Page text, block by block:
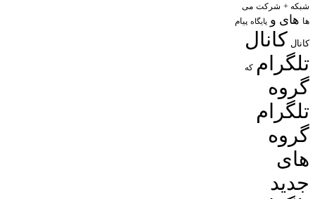
شبکه + شرکت می
ها های و پایگاه پیام
کانال کانال
تلگرام که
گروه
تلگرام
گروه
های
جدید